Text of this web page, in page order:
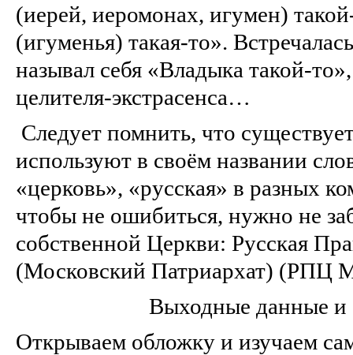
(иерей, иеромонах, игумен)
(игуменья) такая-то».
называл себя «Владыка такой-
целителя-экстрасенса…
Следует помнить, что
используют в своём названии
«церковь», «русская» в разных
чтобы не ошибиться, нужно не
собственной Церкви: Русская
(Московский Патриархат) (РПЦ
Выходные данные и
Открываем обложку и изучаем